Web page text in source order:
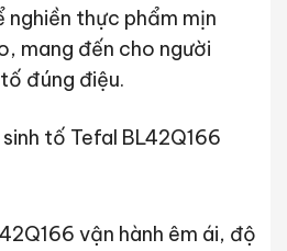
nghiền thực phẩm mịn
mang đến cho người
đúng điệu.
vận hành êm ái, độ